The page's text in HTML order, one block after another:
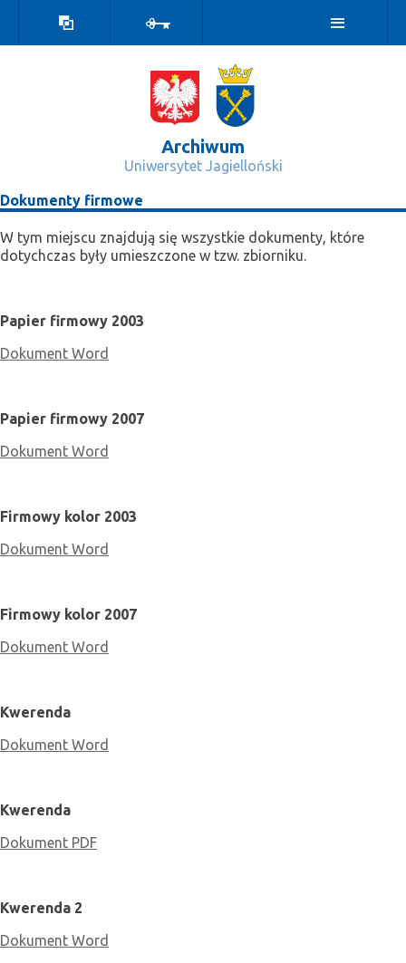
kontrastowa
Archiwum
Uniwersytet Jagielloński
Dokumenty - Archiwum
Dokumenty firmowe
W tym miejscu znajdują się wszystkie dokumenty, które
dotychczas były umieszczone w tzw. zbiorniku.
Papier firmowy 2003
Dokument Word
Papier firmowy 2007
Dokument Word
Firmowy kolor 2003
Dokument Word
Firmowy kolor 2007
Dokument Word
Kwerenda
Dokument Word
Kwerenda
Dokument PDF
Kwerenda 2
Dokument Word